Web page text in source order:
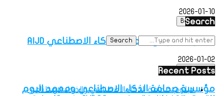
2026-01-10
Bookmark
الدبلوم المهني: صحافة الذكاء الاصطناعي AIJD
2026-01-02
Bookmark
مؤسسة صحافة الذكاء الاصطناعي ومعهد اليوم
Search
Recent Posts
دبلوم: صحافة الذكاء الاصطناعي والذكاء الاصطناعي